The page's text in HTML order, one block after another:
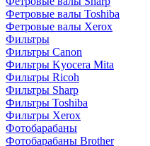
Фетровые валы Toshiba
Фетровые валы Xerox
Фильтры
Фильтры Canon
Фильтры Kyocera Mita
Фильтры Ricoh
Фильтры Sharp
Фильтры Toshiba
Фильтры Xerox
Фотобарабаны
Фотобарабаны Brother